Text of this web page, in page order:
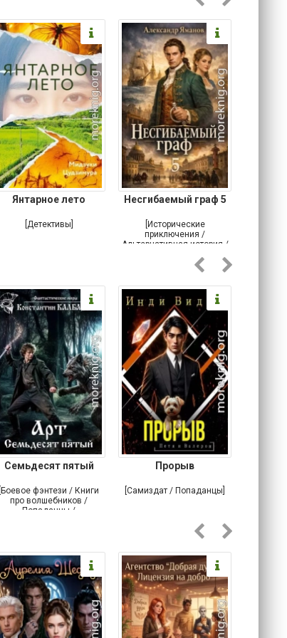
Янтарное лето
[Детективы]
Несгибаемый граф 5
[Исторические
приключения /
Альтернативная история /
Семьдесят пятый
[Боевое фэнтези / Книги
про волшебников /
Попаданцы /
Прорыв
[Самиздат / Попаданцы]